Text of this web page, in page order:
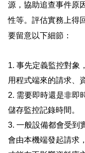
源，協助追查事件原
性等。評估實務上得
要留意以下細節：
1. 事先定義監控對象
用程式端來的請求、
2. 需要即時還是非即
儲存監控記錄時間。
3. 一般設備都會受到
會由本機端發起請求